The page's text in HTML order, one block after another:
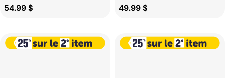
Prix
54.99 $
Prix
49.99 $